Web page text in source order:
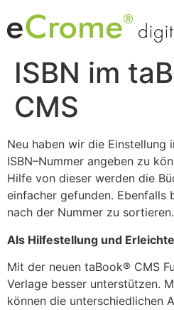
ISBN im
CMS
Neu haben wir die Einstellung
ISBN–Nummer angeben zu
Hilfe von dieser werden die
einfacher gefunden. Ebenfalls
nach der Nummer zu sortieren.
Als Hilfestellung und
Mit der neuen taBook® CMS
Verlage besser unterstützen.
können die unterschiedlichen